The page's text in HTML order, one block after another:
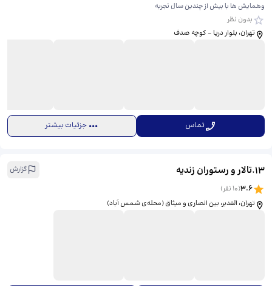
و‌همایش ها با بیش از چندین سال تجربه
بدون نظر
تهران، بلوار دریا - کوچه‌ صدف
تماس جزئیات بیشتر
13
.تالار و رستوران زندیه گزارش
3.6
(
10 نفر)
تهران، الغدیر، بین انصاری و میثاق (محله‌ی شمس آباد)